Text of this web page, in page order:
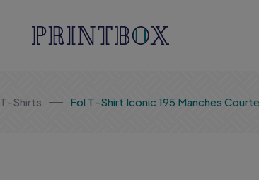
T-Shirts Fol T-Shirt Iconic 195 Manches